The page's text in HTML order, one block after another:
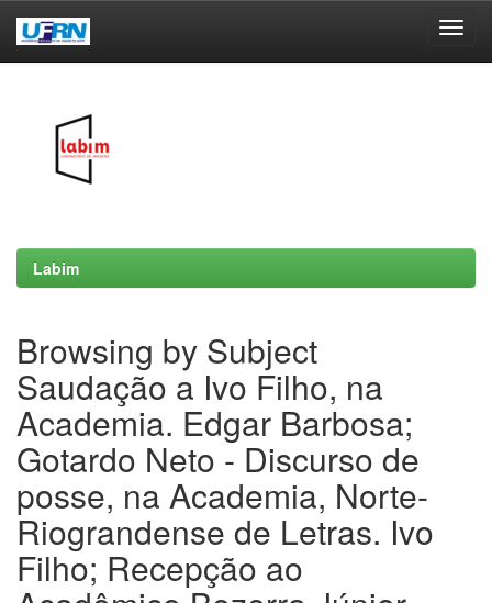
Labim
Browsing by Subject
Saudação a Ivo Filho, na
Academia. Edgar Barbosa;
Gotardo Neto - Discurso de
posse, na Academia, Norte-
Riograndense de Letras. Ivo
Filho; Recepção ao